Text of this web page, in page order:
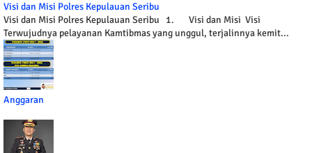
Visi dan Misi Polres Kepulauan Seribu
Visi dan Misi Polres Kepulauan Seribu 1. Visi dan Misi Visi
Terwujudnya pelayanan Kamtibmas yang unggul, terjalinnya kemit...
Anggaran